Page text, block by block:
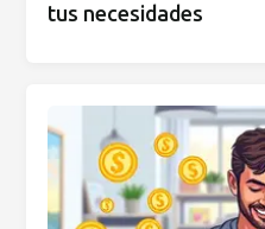
tus necesidades